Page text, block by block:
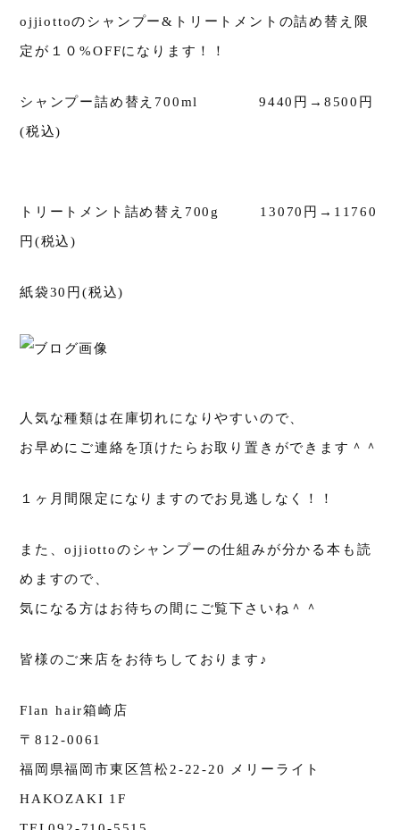
ojjiottoのシャンプー&トリートメントの詰め替え限
定が１０%OFFになります！！
シャンプー詰め替え700ml 9440円→8500円
(税込)
トリートメント詰め替え700g 13070円→11760
円(税込)
紙袋30円(税込)
人気な種類は在庫切れになりやすいので、
お早めにご連絡を頂けたらお取り置きができます＾＾
１ヶ月間限定になりますのでお見逃しなく！！
また、ojjiottoのシャンプーの仕組みが分かる本も読
めますので、
気になる方はお待ちの間にご覧下さいね＾＾
皆様のご来店をお待ちしております♪
Flan hair箱崎店
〒812-0061
福岡県福岡市東区筥松2-22-20 メリーライト
HAKOZAKI 1F